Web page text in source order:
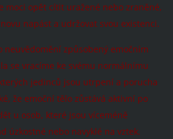
moci opět cítit uražené nebo zraněné,
napást a udržovat svou existenci.
neuvědomění způsobený emočním
se vracíme ke svému normálnímu
jedinců jsou utrpení a porucha
že emoční tělo zůstává aktivní po
u osob, které jsou víceméně
úzkostné nebo navyklé na vztek.